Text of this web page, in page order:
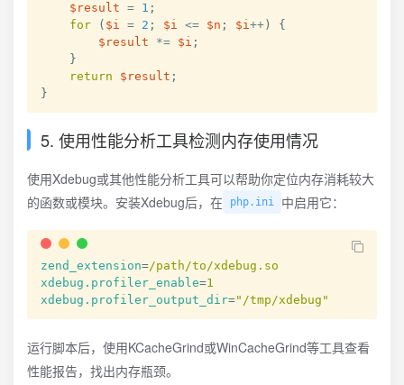
$result = 1 ;
for
( $i = 2 ; $i <= $n ; $i++ )
{
$result
*= $i ;
}
return
$result ;
}
5. 使用性能分析工具检测内存使用情况
使用Xdebug或其他性能分析工具可以帮助你定位内存消耗较大
的函数或模块。安装Xdebug后，在
php.ini 中启用它：
zend_extension=/path/to/xdebug.so
xdebug.profiler_enable=1
xdebug.profiler_output_dir=" /tmp/xdebug "
运行脚本后，使用KCacheGrind或WinCacheGrind等工具查看
性能报告，找出内存瓶颈。